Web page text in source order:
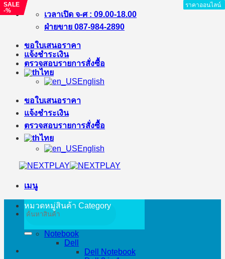
ข้าม
เนื้อหา
เวลาเปิด จ-ศ : 09.00-18.00
ฝ่ายขาย 087-984-2890
ขอใบเสนอราคา
แจ้งชำระเงิน
ตรวจสอบรายการสั่งซื้อ
ไทย
English
ขอใบเสนอราคา
แจ้งชำระเงิน
ตรวจสอบรายการสั่งซื้อ
ไทย
English
เมนู
ค้นหา:
หมวดหมู่สินค้า Category
Notebook
Dell
Dell Notebook
SALE
-%
ราคาออนไลน์
ราคาออนไลน์
ราคาออนไลน์
ราคาออนไลน์
ราคาออนไลน์
ราคาออนไลน์
SALE
-%